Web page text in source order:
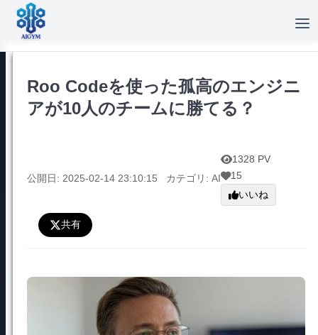
Roo Codeを使った孤高のエンジニ
アが10人のチームに勝てる？
公開日: 2025-02-14 23:10:15 カテゴリ: AI
1328 PV
15
いいね
共有